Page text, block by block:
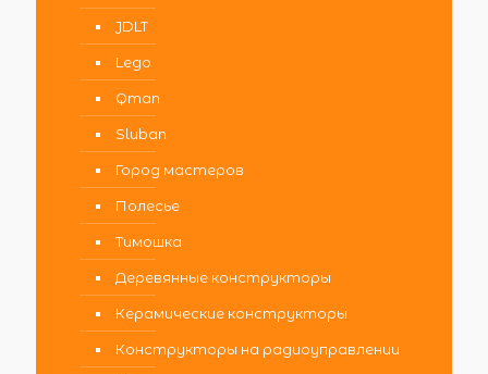
JDLT
Lego
Qman
Sluban
Город мастеров
Полесье
Тимошка
Деревянные конструкторы
Керамические конструкторы
Конструкторы на радиоуправлении